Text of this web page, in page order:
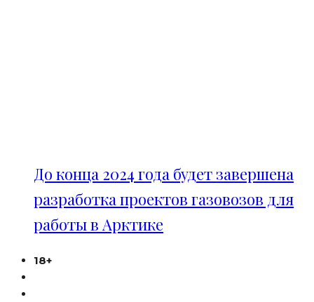
До конца 2024 года будет завершена
разработка проектов газовозов для
работы в Арктике
18+